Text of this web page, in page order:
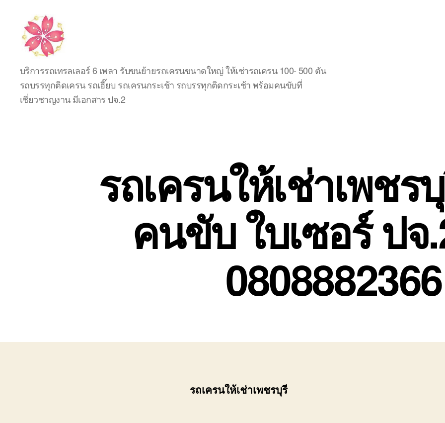
รับจ้าง
ขน
ย้าย
รถ
เครน
บริการรถเทรลเลอร์ 6 เพลา รับขนย้ายรถเครนขนาดใหญ่ ให้เช่ารถเครน 100- 500 ตัน
รถบรรทุกติดเครน รถเฮี๊ยบ รถเครนกระเช้า รถบรรทุกติดกระเช้า พร้อมคนขับที่
เชี่ยวชาญงาน มีเอกสาร ปจ.2
รถเครนให้เช่าเพชร
คนขับ ใบเซอร์ ปจ
0808882366
รถเครนให้เช่าเพชรบุรี